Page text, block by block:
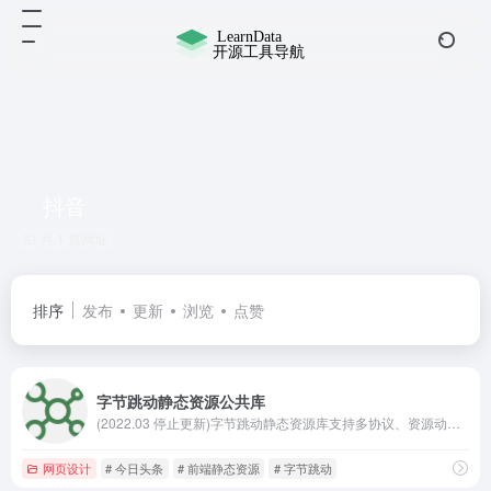
排序 发布 更新 浏览 点赞
字节跳动静态资源公共库
网页设计 # 今日头条 # 前端静态资源 # 字节跳动